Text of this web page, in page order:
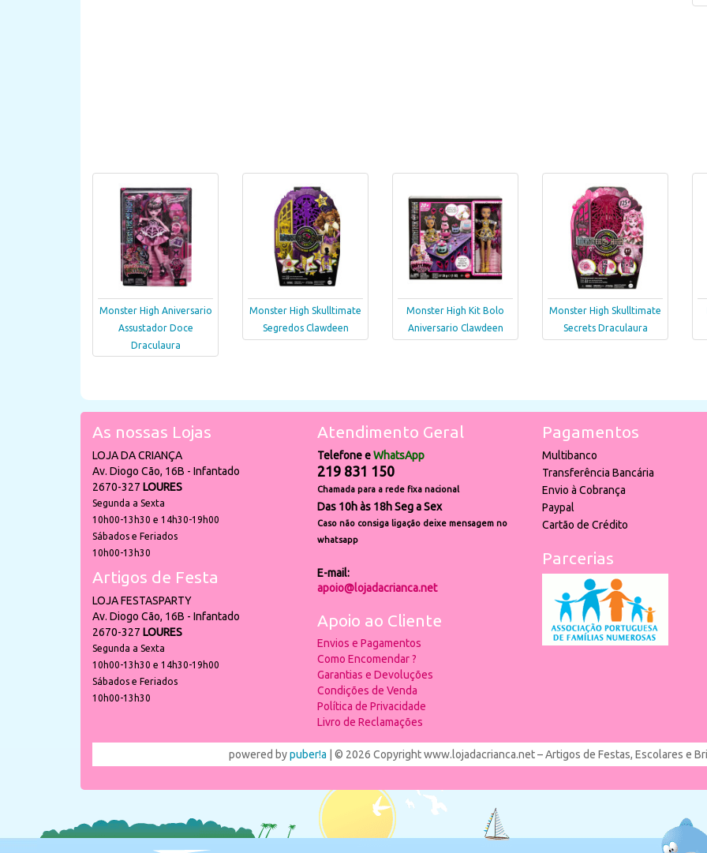
Monster High Aniversario
Assustador Doce
Draculaura
Monster High Skulltimate
Segredos Clawdeen
Monster High Kit Bolo
Aniversario Clawdeen
Monster High Skulltimate
Secrets Draculaura
As nossas Lojas
LOJA DA CRIANÇA
Av. Diogo Cão, 16B - Infantado
2670-327 LOURES
Segunda a Sexta
10h00-13h30 e 14h30-19h00
Sábados e Feriados
10h00-13h30
Artigos de Festa
LOJA FESTASPARTY
Av. Diogo Cão, 16B - Infantado
2670-327 LOURES
Segunda a Sexta
10h00-13h30 e 14h30-19h00
Sábados e Feriados
10h00-13h30
Atendimento Geral
Telefone eWhatsApp
219 831 150
Chamada para a rede fixa nacional
Das 10h às 18h Seg a Sex
Caso não consiga ligação deixe mensagem no
whatsapp
E-mail:
apoio@lojadacrianca.net
Apoio ao Cliente
Envios e Pagamentos
Como Encomendar ?
Garantias e Devoluções
Condições de Venda
Política de Privacidade
Livro de Reclamações
Pagamentos
Multibanco
Transferência Bancária
Envio à Cobrança
Paypal
Cartão de Crédito
Parcerias
powered bypuber!a | © 2026 Copyright www.lojadacrianca.net – Artigos de Festas, Escolares e